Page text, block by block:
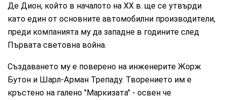
Де Дион, който в началото на XX в. ще се утвърди
като един от основните автомобилни производители,
преди компанията му да западне в годините след
Първата световна война.
Създаването му е поверено на инженерите Жорж
Бутон и Шарл-Арман Трепаду. Творението им е
кръстено на галено "Маркизата" - освен че